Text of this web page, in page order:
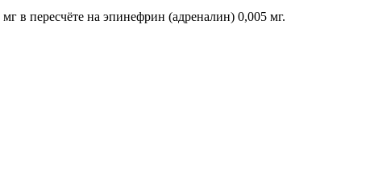
в пересчёте на эпинефрин (адреналин) 0,005 мг.